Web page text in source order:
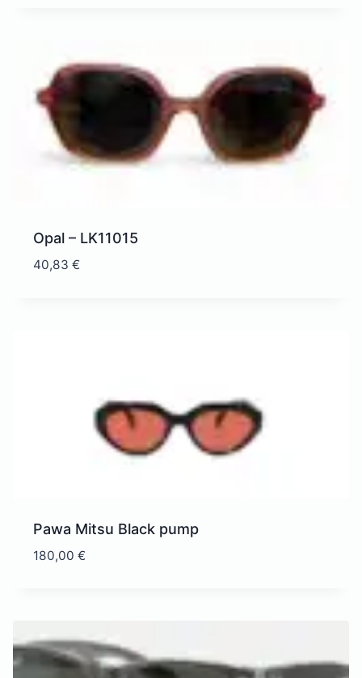
Opal – LK11015
40,83€
Pawa Mitsu Black pump
180,00€